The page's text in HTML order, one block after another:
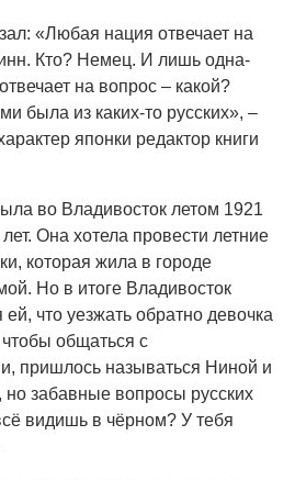
«Любая нация отвечает на
Кто? Немец. И лишь одна-
на вопрос – какой?
была из каких-то русских», –
японки редактор книги
во Владивосток летом 1921
Она хотела провести летние
которая жила в городе
Но в итоге Владивосток
что уезжать обратно девочка
общаться с
пришлось называться Ниной и
но забавные вопросы русских
видишь в чёрном? У тебя